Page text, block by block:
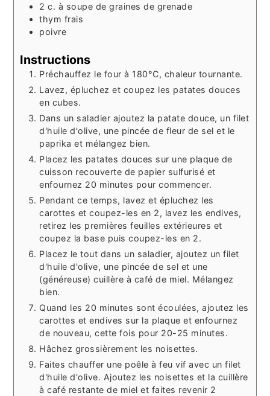
2 c. à soupe de graines de grenade
thym frais
poivre
Instructions
Préchauffez le four à 180°C, chaleur tournante.
Lavez, épluchez et coupez les patates douces
en cubes.
Dans un saladier ajoutez la patate douce, un filet
d'huile d'olive, une pincée de fleur de sel et le
paprika et mélangez bien.
Placez les patates douces sur une plaque de
cuisson recouverte de papier sulfurisé et
enfournez 20 minutes pour commencer.
Pendant ce temps, lavez et épluchez les
carottes et coupez-les en 2, lavez les endives,
retirez les premières feuilles extérieures et
coupez la base puis coupez-les en 2.
Placez le tout dans un saladier, ajoutez un filet
d'huile d'olive, une pincée de sel et une
(généreuse) cuillère à café de miel. Mélangez
bien.
Quand les 20 minutes sont écoulées, ajoutez les
carottes et endives sur la plaque et enfournez
de nouveau, cette fois pour 20-25 minutes.
Hâchez grossièrement les noisettes.
Faites chauffer une poêle à feu vif avec un filet
d'huile d'olive. Ajoutez les noisettes et la cuillère
à café restante de miel et faites revenir 2